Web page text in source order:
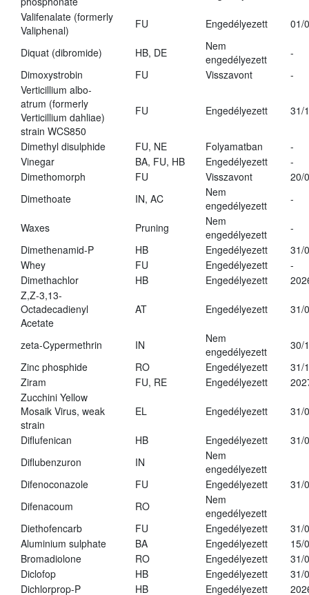
Valifenalate (formerly
Valiphenal)
FU Engedélyezett 01/
Diquat (dibromide) HB, DE
Nem
engedélyezett
-
Dimoxystrobin
FU Visszavont
-
Verticillium albo-
atrum (formerly
Verticillium dahliae)
strain WCS850
FU Engedélyezett 31/
Dimethyl disulphide FU, NE Folyamatban
-
Vinegar
BA, FU, HB Engedélyezett
-
Dimethomorph
FU Visszavont
20/
Dimethoate
IN, AC
Nem
engedélyezett
-
Waxes Pruning
Nem
engedélyezett
-
Dimethenamid-P
HB Engedélyezett
31/
Whey
FU Engedélyezett
-
Dimethachlor
HB Engedélyezett
Z,Z-3,13-
Octadecadienyl
Acetate
AT Engedélyezett 31/
zeta-Cypermethrin IN
Nem
engedélyezett
30/
Zinc phosphide
RO Engedélyezett
31/
Ziram
FU, RE Engedélyezett
Zucchini Yellow
Mosaik Virus, weak
strain
EL Engedélyezett 31/
Diflufenican HB Engedélyezett
31/
Diflubenzuron
IN
Nem
engedélyezett
Difenoconazole
FU Engedélyezett
31/
Difenacoum
RO
Nem
engedélyezett
Diethofencarb
FU Engedélyezett
31/
Aluminium sulphate
BA Engedélyezett
15/
Bromadiolone
RO Engedélyezett
31/
Diclofop
HB Engedélyezett
31/
Dichlorprop-P
HB Engedélyezett